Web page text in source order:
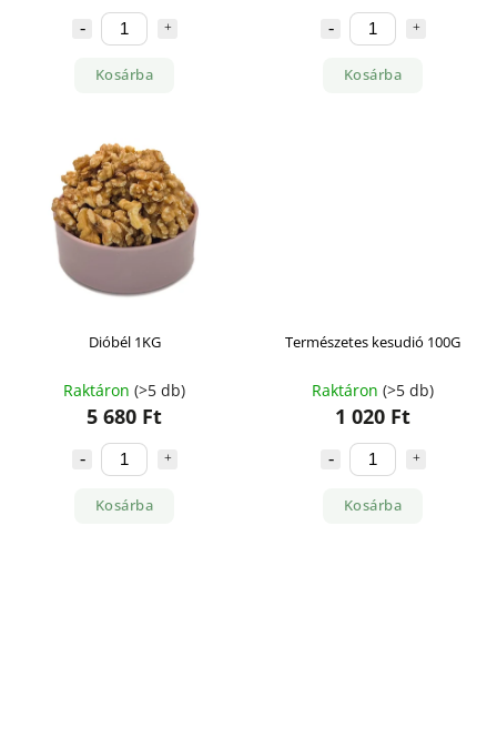
Kosárba Kosárba
Dióbél 1KG
Raktáron (>5 db)
5 680 Ft
Kosárba
Természetes kesudió 100G
Raktáron (>5 db)
1 020 Ft
Kosárba